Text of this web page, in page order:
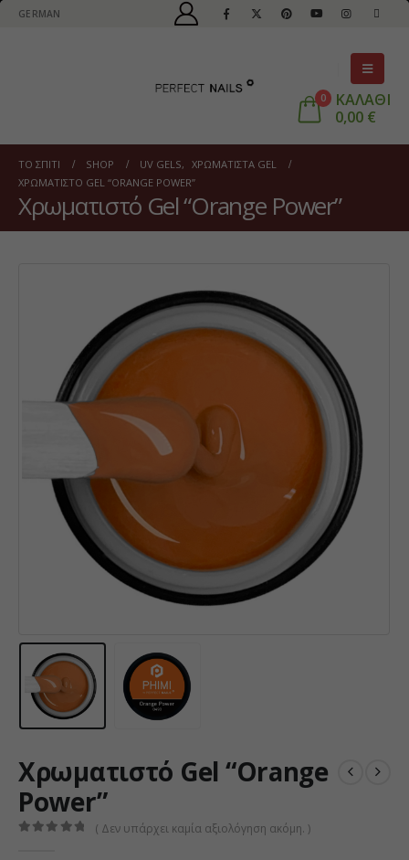
GERMAN
0
ΚΑΛΑΘΙ
0,00 €
ΤΟ ΣΠΊΤΙ SHOP UV GELS, ΧΡΩΜΑΤΙΣΤΆ GEL
ΧΡΩΜΑΤΙΣΤΌ GEL “ORANGE POWER”
Χρωματιστό Gel “Orange Power”
Χρωματιστό Gel “Orange
Power”
( Δεν υπάρχει καμία αξιολόγηση ακόμη. )